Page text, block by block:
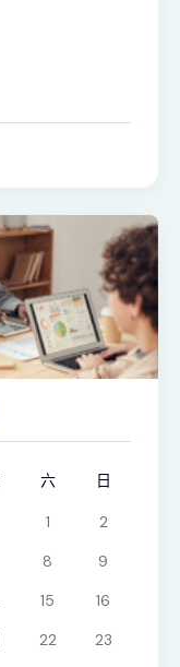
六 日
1
2
8
9
15
16
22
23